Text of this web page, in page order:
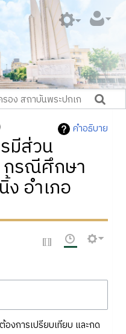
คำอธิบาย
มีส่วน
รณีศึกษา
ง อำเภอ
งการเปรียบเทียบ และกด